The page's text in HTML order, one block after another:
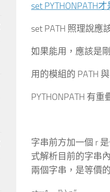
set PYTHONPATH
set PATH 照理說應
如果能用，應該是
用的模組的 PATH 與
PYTHONPATH 有重
字串前方加一個 r
式解析目前的字串
兩個字串，是等價